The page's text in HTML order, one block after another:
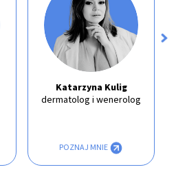
Katarzyna Kulig
dermatolog i wenerolog
POZNAJ MNIE